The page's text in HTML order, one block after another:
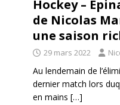
Hockey –
de Nicolas
une saison
29 mars 2022
Au lendemain de
dernier match lors
en mains […]